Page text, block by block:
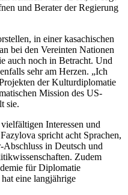
und Berater der Regierung
in einer kasachischen
bei den Vereinten Nationen
auch noch in Betracht. Und
sehr am Herzen. „Ich
der Kulturdiplomatie
Mission des US-
sie.
Interessen und
spricht acht Sprachen,
Abschluss in Deutsch und
Zudem
für Diplomatie
eine langjährige